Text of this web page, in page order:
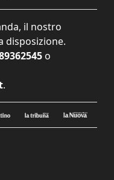
il nostro
disposizione.
o
.